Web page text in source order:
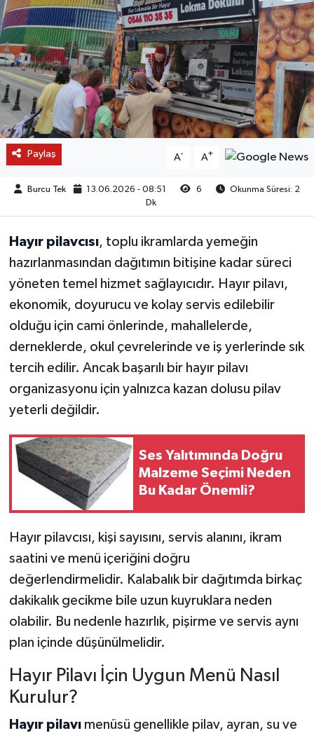
Paylaş A- A+
Burcu Tek 13.06.2026 - 08:51 6
Okunma Süresi: 2
Dk
Hayır pilavcısı, toplu ikramlarda yemeğin
hazırlanmasından dağıtımın bitişine kadar süreci
yöneten temel hizmet sağlayıcıdır. Hayır pilavı,
ekonomik, doyurucu ve kolay servis edilebilir
olduğu için cami önlerinde, mahallelerde,
derneklerde, okul çevrelerinde ve iş yerlerinde sık
tercih edilir. Ancak başarılı bir hayır pilavı
organizasyonu için yalnızca kazan dolusu pilav
yeterli değildir.
Ses Yalıtımında Doğru
Malzeme Seçimi Neden
Bu Kadar Önemli?
Hayır pilavcısı, kişi sayısını, servis alanını, ikram
saatini ve menü içeriğini doğru
değerlendirmelidir. Kalabalık bir dağıtımda birkaç
dakikalık gecikme bile uzun kuyruklara neden
olabilir. Bu nedenle hazırlık, pişirme ve servis aynı
plan içinde düşünülmelidir.
Hayır Pilavı İçin Uygun Menü Nasıl
Kurulur?
Hayır pilavımenüsü genellikle pilav, ayran, su ve